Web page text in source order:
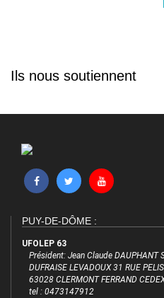
Ils nous soutiennent
PUY-DE-DÔME :
UFOLEP 63
Président: Jean Claude DAUPHANT
DUFRAISE LEVADOUX 31 RUE
63028 CLERMONT FERRAND
tel : 0473147912